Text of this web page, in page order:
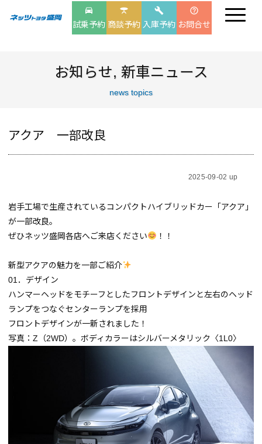
drive_eta
試乗予約
table_bar
商談予約
build
入庫予約
help_outline
お問合せ
お知らせ, 新車ニュース
news topics
アクア 一部改良
2025-09-02 up
岩手工場で生産されているコンパクトハイブリッドカー「アクア」
が一部改良。
ぜひネッツ盛岡各店へご来店ください
！！
新型アクアの魅力を一部ご紹介
01．デザイン
ハンマーヘッドをモチーフとしたフロントデザインと左右のヘッド
ランプをつなぐセンターランプを採用
フロントデザインが一新されました！
写真：Z（2WD）。ボディカラーはシルバーメタリック〈1L0〉